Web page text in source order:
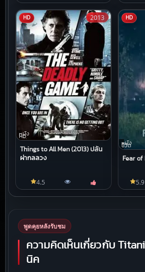
HD
หนัง
HD
Things to All Men (2013) ปล้น
ผ่ากลลวง
2013
4.5
HD
หนัง
ชีวิต
Fear of
5.9
พูดคุยหลังรับชม
ความคิดเห็นเกี่ยวกับ
นิค